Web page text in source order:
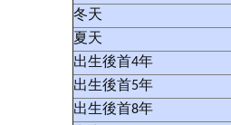
冬天
夏天
出生後首4年
出生後首5年
出生後首8年